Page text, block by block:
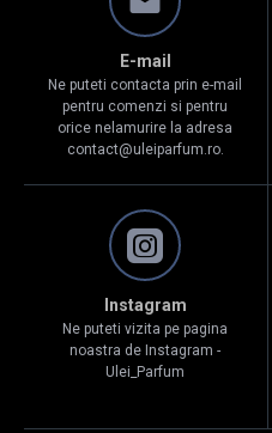
E-mail
Ne puteti contacta prin e-mail
pentru comenzi si pentru
orice nelamurire la adresa
contact@uleiparfum.ro.
Instagram
Ne puteti vizita pe pagina
noastra de Instagram -
Ulei_Parfum